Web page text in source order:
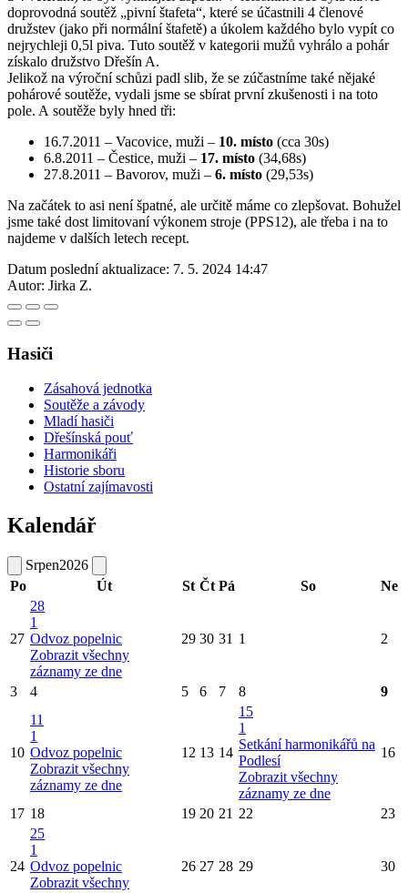
doprovodná soutěž „pivní štafeta“, které se účastnili 4 členové
družstev (jako při normální štafetě) a úkolem každého bylo vypít co
nejrychleji 0,5l piva. Tuto soutěž v kategorii mužů vyhrálo a pohár
získalo družstvo Dřešín A.
Jelikož na výroční schůzi padl slib, že se zúčastníme také nějaké
pohárové soutěže, vydali jsme se sbírat první zkušenosti i na toto
pole. A soutěže byly hned tři:
16.7.2011 – Vacovice, muži – 10. místo (cca 30s)
6.8.2011 – Čestice, muži – 17. místo (34,68s)
27.8.2011 – Bavorov, muži – 6. místo (29,53s)
Na začátek to asi není špatné, ale určitě máme co zlepšovat. Bohužel
jsme také dost limitovaní výkonem stroje (PPS12), ale třeba i na to
najdeme v dalších letech recept.
Datum poslední aktualizace: 7. 5. 2024 14:47
Autor: Jirka Z.
Hasiči
Zásahová jednotka
Soutěže a závody
Mladí hasiči
Dřešínská pouť
Harmonikáři
Historie sboru
Ostatní zajímavosti
Kalendář
Srpen2026
Po
Út St Čt Pá So Ne
27
28
1
Odvoz popelnic
Zobrazit všechny
záznamy ze dne
29 30 31 1 2
3 4 5 6 7 8 9
10
11
1
Odvoz popelnic
Zobrazit všechny
záznamy ze dne
12 13 14
15
1
Setkání harmonikářů na
Podlesí
Zobrazit všechny
záznamy ze dne
16
17 18 19 20 21 22 23
24
25
1
Odvoz popelnic
Zobrazit všechny
26 27 28 29 30